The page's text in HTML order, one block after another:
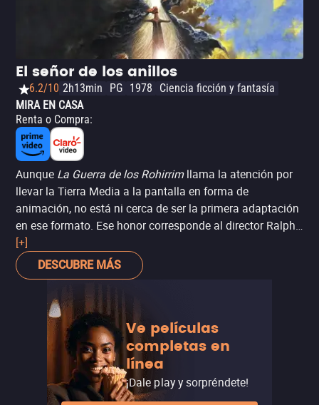
El señor de los anillos
6.2/10 2h13min PG 1978
Ciencia ficción y fantasía
MIRA EN CASA
Renta o Compra:
Aunque La Guerra de los Rohirrimllama la atención por
llevar la Tierra Media a la pantalla en forma de
animación, no está ni cerca de ser la primera adaptación
en ese formato. Ese honor corresponde al director Ralph
Bakshi, cuya versión de
primera película realizada sobre el mundo de Tolkien, en
1978. Utilizando una innovadora para su tiempo –
rotoscopia, la película adaptó las tramas de
comunidad del anillo yLas dos torres, y nunca tuvo una
secuela oficial, por lo que la historia quedó inconclusa.
Una adaptación en animación de
televisión, dirigida por Jules Bass y Arthur Rankin Jr.,
llegaría en 1980, aunque no tiene relación con la película
[+]
DESCUBRE MÁS
Ve películas
completas en
línea
¡Dale play y sorpréndete!